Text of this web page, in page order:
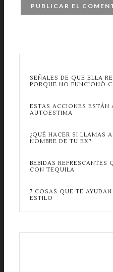
SEÑALES DE QUE ELLA
PORQUE NO FUNCIONÓ
ESTAS ACCIONES ESTÁN
AUTOESTIMA
¿QUÉ HACER SI LLAMAS
NOMBRE DE TU EX?
BEBIDAS REFRESCANTES
CON TEQUILA
7 COSAS QUE TE
ESTILO